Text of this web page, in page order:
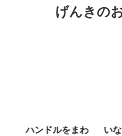
げんきの
ハンドルをまわ
い